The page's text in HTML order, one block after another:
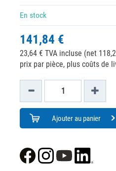
En stock
141,84 €
23,64 € TVA incluse (net
prix par pièce, plus coûts de
Ajouter au panier